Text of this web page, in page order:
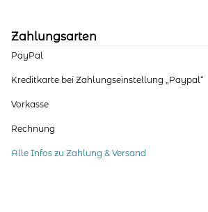
Zahlungsarten
PayPal
Kreditkarte bei Zahlungseinstellung „Paypal“
Vorkasse
Rechnung
Alle Infos zu Zahlung & Versand